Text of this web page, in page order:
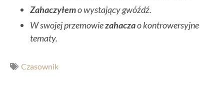
Zahaczyłemo wystający gwóźdź.
W swojej przemowiezahaczao kontrowersyjne
tematy.
Czasownik